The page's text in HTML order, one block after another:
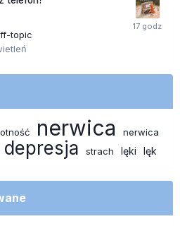
topic
nerwica
nerwica
depresja strach lęki lęk